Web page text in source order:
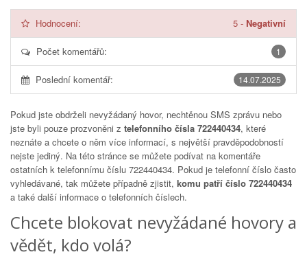
Hodnocení: 5 - Negativní
1
Počet komentářů:
14.07.2025
Poslední komentář:
Pokud jste obdrželi nevyžádaný hovor, nechtěnou SMS zprávu nebo
jste byli pouze prozvoněni z telefonního čísla 722440434, které
neznáte a chcete o něm více informací, s největší pravděpodobností
nejste jediný. Na této stránce se můžete podívat na komentáře
ostatních k telefonnímu číslu 722440434. Pokud je telefonní číslo často
vyhledávané, tak můžete případně zjistit, komu patří číslo 722440434
a také další informace o telefonních číslech.
Chcete blokovat nevyžádané hovory a
vědět, kdo volá?